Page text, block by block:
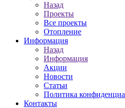
Назад
Проекты
Все проекты
Отопление
Информация
Назад
Информация
Акции
Новости
Статьи
Политика
Контакты